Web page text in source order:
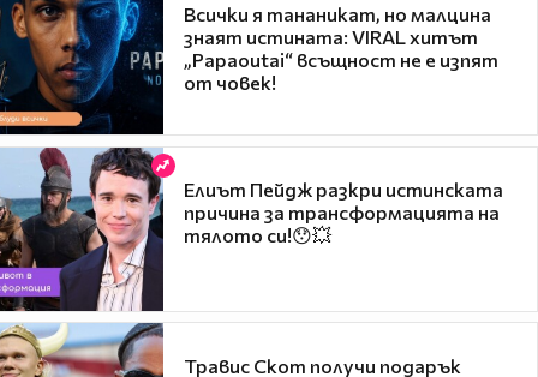
Всички я тананикат, но малцина
знаят истината: VIRAL хитът
„Papaoutai“ всъщност не е изпят
от човек!
Елиът Пейдж разкри истинската
причина за трансформацията на
тялото си!😯💥
Травис Скот получи подарък